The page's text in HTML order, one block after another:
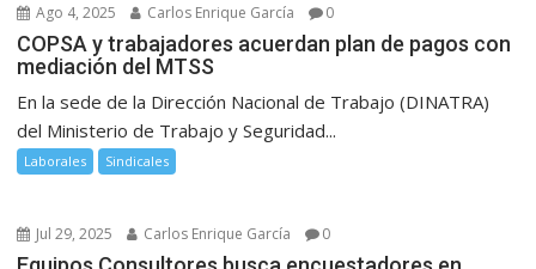
Ago 4, 2025 Carlos Enrique García 0
COPSA y trabajadores acuerdan plan de pagos con
mediación del MTSS
En la sede de la Dirección Nacional de Trabajo (DINATRA)
del Ministerio de Trabajo y Seguridad...
Laborales Sindicales
Jul 29, 2025 Carlos Enrique García 0